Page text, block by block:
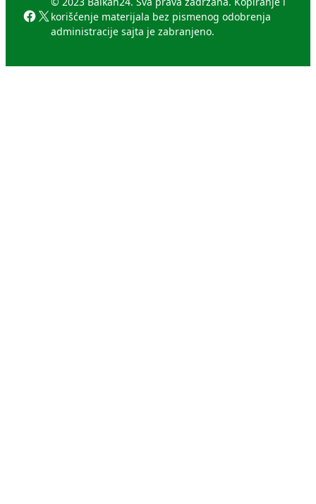
Facebook
X korišćenje materijala bez pismenog odobrenja
administracije sajta je zabranjeno.